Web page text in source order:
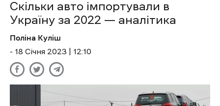
Скільки авто імпортували в
Україну за 2022 — аналітика
Поліна Куліш
- 18 Січня 2023 | 12:10